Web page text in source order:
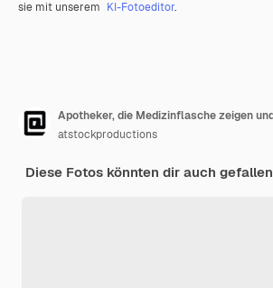
sie mit unserem KI-Fotoeditor.
atstockproductions
Diese Fotos könnten dir auch gefallen